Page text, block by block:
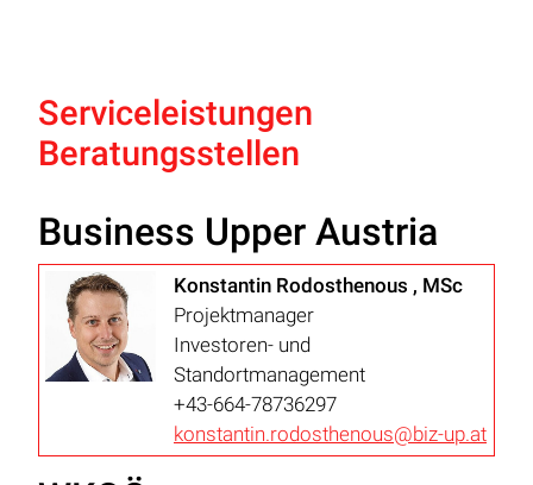
Serviceleistungen
Beratungsstellen
Business Upper Austria
Konstantin Rodosthenous , MSc
Projektmanager
Investoren- und
Standortmanagement
+43-664-78736297
konstantin.rodosthenous@biz-up.at